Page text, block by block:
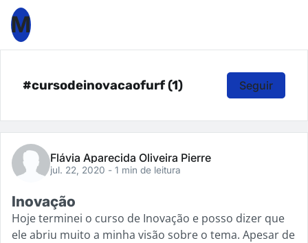
M
#cursodeinovacaofurf (1) Seguir
Flávia Aparecida Oliveira Pierre
jul. 22, 2020 - 1 min de leitura
Inovação
Hoje terminei o curso de Inovação e posso dizer que
ele abriu muito a minha visão sobre o tema. Apesar de